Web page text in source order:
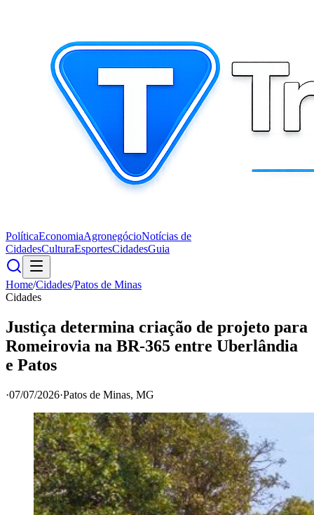
PolíticaEconomiaAgronegócioNotícias de
CidadesCulturaEsportesCidadesGuia
Home/Cidades/Patos de Minas
Cidades
Justiça determina criação de projeto para
Romeirovia na BR-365 entre Uberlândia
e Patos
·07/07/2026·Patos de Minas, MG